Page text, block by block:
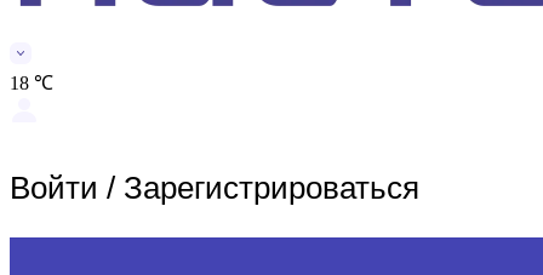
18 ℃
Войти / Зарегистрироваться